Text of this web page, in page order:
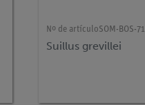
Nº de artículoSOM-BOS-71
Suillus grevillei